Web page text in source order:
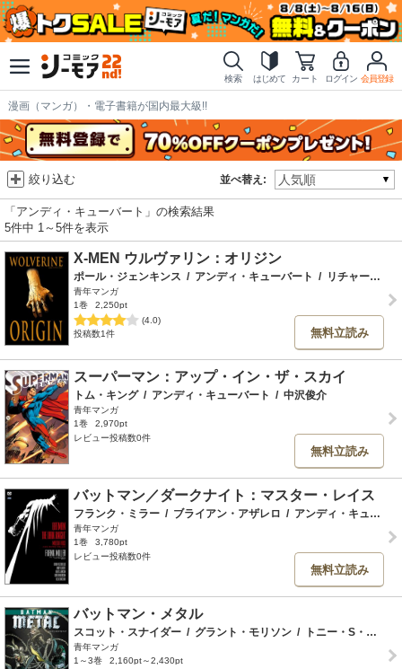
検索 はじめて カート ログイン 会員登録
漫画（マンガ）・電子書籍が国内最大級!!
並べ替え:
絞り込む
「アンディ・キューバート」の検索結果
5件中 1～5件を表示
X-MEN ウルヴァリン：オリジン
ポール・ジェンキンス / アンディ・キューバート / リチャード・アイザノフ
青年マンガ
1巻
2,250pt
(4.0)
投稿数1件
無料立読み
スーパーマン：アップ・イン・ザ・スカイ
トム・キング / アンディ・キューバート / 中沢俊介
青年マンガ
1巻
2,970pt
レビュー投稿数0件
無料立読み
バットマン／ダークナイト：マスター・レイス
フランク・ミラー / ブライアン・アザレロ / アンディ・キューバート
青年マンガ
1巻
3,780pt
レビュー投稿数0件
無料立読み
バットマン・メタル
スコット・スナイダー / グラント・モリソン / トニー・S・ダニエル
青年マンガ
1～3巻
2,160pt～2,430pt